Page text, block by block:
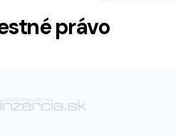
právo